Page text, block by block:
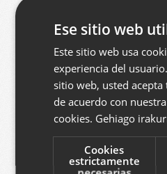
compañeros Lur
Unai Etxaburu
miembros de la
reconociendo su
dedicación a Plone.
Se han impartido
Plone Conference
2017.
Ese sitio web
Este sitio web usa
experiencia del
sitio web, usted acepta
de acuerdo con
cookies. Gehiago
Cookies
estrictamente